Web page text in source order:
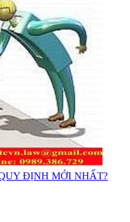
ĐỊNH MỚI NHẤT?